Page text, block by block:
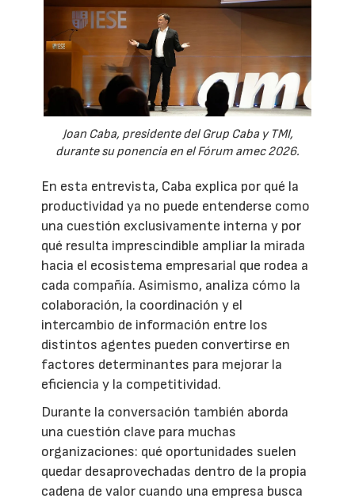
Joan Caba, presidente del Grup Caba y TMI,
durante su ponencia en el Fórum amec 2026.
En esta entrevista, Caba explica por qué la
productividad ya no puede entenderse como
una cuestión exclusivamente interna y por
qué resulta imprescindible ampliar la mirada
hacia el ecosistema empresarial que rodea a
cada compañía. Asimismo, analiza cómo la
colaboración, la coordinación y el
intercambio de información entre los
distintos agentes pueden convertirse en
factores determinantes para mejorar la
eficiencia y la competitividad.
Durante la conversación también aborda
una cuestión clave para muchas
organizaciones: qué oportunidades suelen
quedar desaprovechadas dentro de la propia
cadena de valor cuando una empresa busca